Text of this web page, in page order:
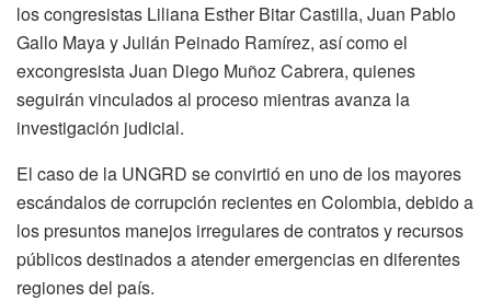
los congresistas Liliana Esther Bitar Castilla, Juan Pablo
Gallo Maya y Julián Peinado Ramírez, así como el
excongresista Juan Diego Muñoz Cabrera, quienes
seguirán vinculados al proceso mientras avanza la
investigación judicial.
El caso de la UNGRD se convirtió en uno de los mayores
escándalos de corrupción recientes en Colombia, debido a
los presuntos manejos irregulares de contratos y recursos
públicos destinados a atender emergencias en diferentes
regiones del país.